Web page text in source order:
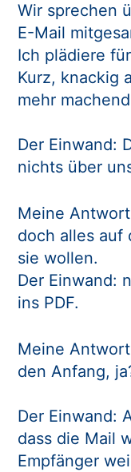
Wir sprechen
E-Mail
Ich plädiere
Kurz, knackig
mehr
Der Einwand:
nichts über
Meine
doch alles auf
sie wollen.
Der Einwand:
ins PDF.
Meine
den Anfang,
Der Einwand:
dass die Mail
Empfänger